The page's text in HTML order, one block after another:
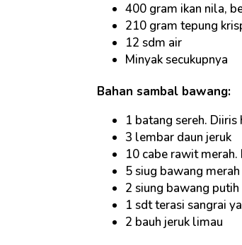
400 gram ikan nila,
210 gram tepung
12 sdm air
Minyak secukupnya
Bahan sambal bawang:
1 batang sereh.
3 lembar daun jeruk
10 cabe rawit merah.
5 siug bawang merah
2 siung bawang putih
1 sdt terasi sangrai
2 bauh jeruk limau